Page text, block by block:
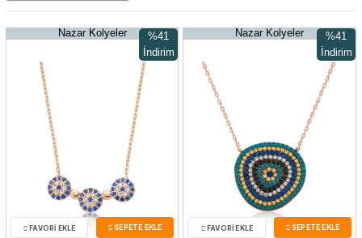
Nazar Kolyeler
%41
İndirim
%41İndirim
Nazar Kolyeler
%41
İndirim